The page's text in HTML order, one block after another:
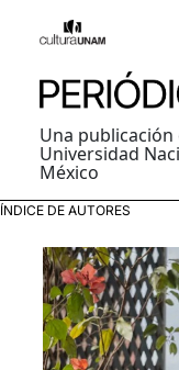
Una
Universidad
México
ÍNDICE DE AUTORES